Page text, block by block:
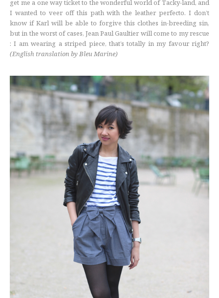
get me a one way ticket to the wonderful world of Tacky-land, and
I wanted to veer off this path with the leather perfecto. I don’t
know if Karl will be able to forgive this clothes in-breeding sin,
but in the worst of cases, Jean Paul Gaultier will come to my rescue
: I am wearing a striped piece, that’s totally in my favour right?
(English translation by Bleu Marine)